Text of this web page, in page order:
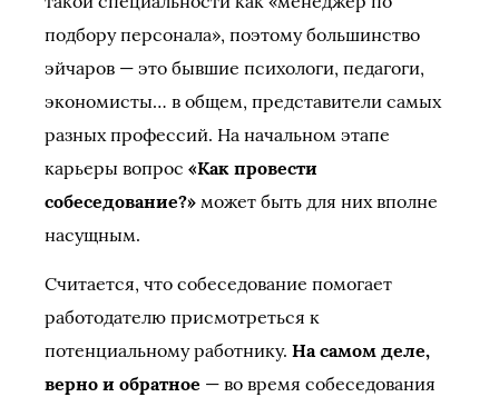
подбору персонала», поэтому большинство
эйчаров — это бывшие психологи, педагоги,
экономисты… в общем, представители самых
разных профессий. На начальном этапе
карьеры вопрос «Как провести
собеседование?» может быть для них вполне
насущным.
Считается, что собеседование помогает
работодателю присмотреться к
потенциальному работнику. На самом деле,
верно и обратное — во время собеседования